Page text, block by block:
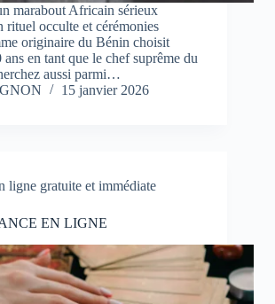
marabout Africain sérieux
rituel occulte et cérémonies
originaire du Bénin choisit
en tant que le chef suprême du
aussi parmi…
15 janvier 2026
ligne gratuite et immédiate
EN LIGNE